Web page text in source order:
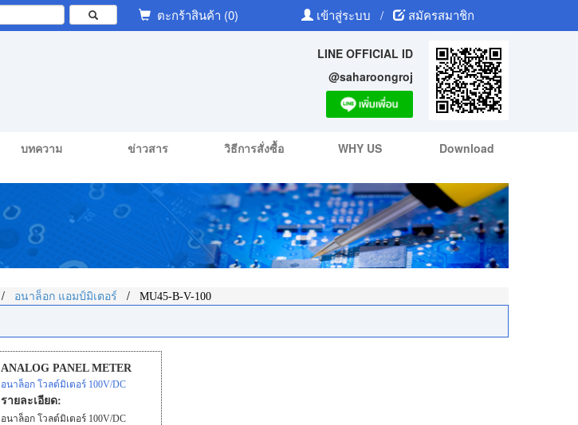
ตะกร้าสินค้า (0) เข้าสู่ระบบ / สมัครสมาชิก
LINE OFFICIAL ID
@saharoongroj
บทความ ข่าวสาร วิธีการสั่งซื้อ WHY US Download
/ อนาล็อก แอมป์มิเตอร์ / MU45-B-V-100
ANALOG PANEL METER
อนาล็อก โวลต์มิเตอร์ 100V/DC
รายละเอียด:
อนาล็อก โวลต์มิเตอร์ 100V/DC